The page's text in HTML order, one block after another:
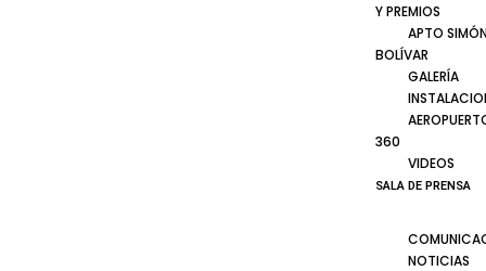
Y PREMIOS
APTO
BOLÍVAR
GALERÍA
360
VIDEOS
SALA DE PRENSA
NOTICIAS